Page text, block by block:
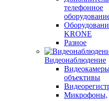
телефонное
KRONE
Разное
Видеонаблюдение
объективы
Микрофоны,